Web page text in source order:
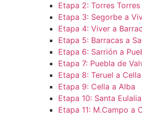
Etapa 2: Torres
Etapa 3: Segorbe a
Etapa 4: Viver a
Etapa 5: Barracas a
Etapa 6: Sarrión a
Etapa 7: Puebla de
Etapa 8: Teruel a Cella
Etapa 9: Cella a Alba
Etapa 10: Santa
Etapa 11: M.Campo a